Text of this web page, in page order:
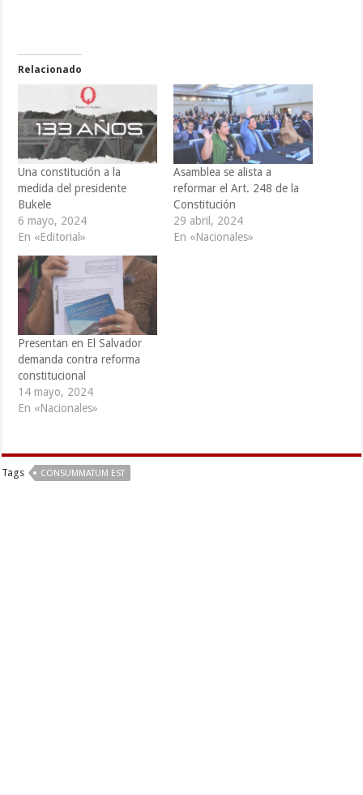
Relacionado
Una constitución a la
medida del presidente
Bukele
6 mayo, 2024
En «Editorial»
Asamblea se alista a
reformar el Art. 248 de la
Constitución
29 abril, 2024
En «Nacionales»
Presentan en El Salvador
demanda contra reforma
constitucional
14 mayo, 2024
En «Nacionales»
Tags CONSUMMATUM EST